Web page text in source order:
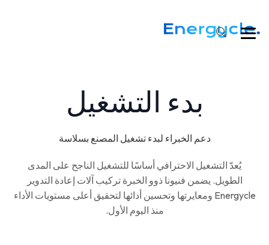
بدء التشغيل
دعم الخبراء لبدء تشغيل المصنع بسلاسة
يُعدّ التشغيل الاحترافي أساسًا للتشغيل الناجح على المدى
الطويل. يضمن فنيونا ذوو الخبرة تركيب آلات إعادة التدوير
Energycle ومعايرتها وتحسين أدائها لتحقيق أعلى مستويات الأداء
منذ اليوم الأول.